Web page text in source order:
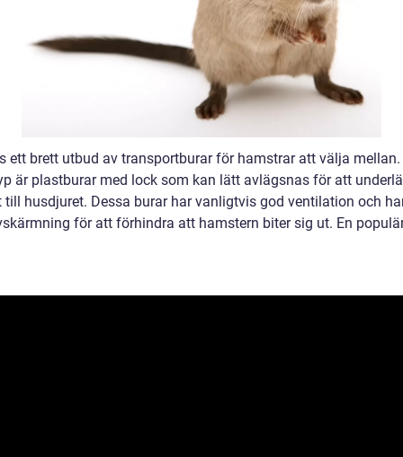
ett brett utbud av transportburar för hamstrar att välja mellan.
är plastburar med lock som kan lätt avlägsnas för att
till husdjuret. Dessa burar har vanligtvis god ventilation och
för att förhindra att hamstern biter sig ut. En